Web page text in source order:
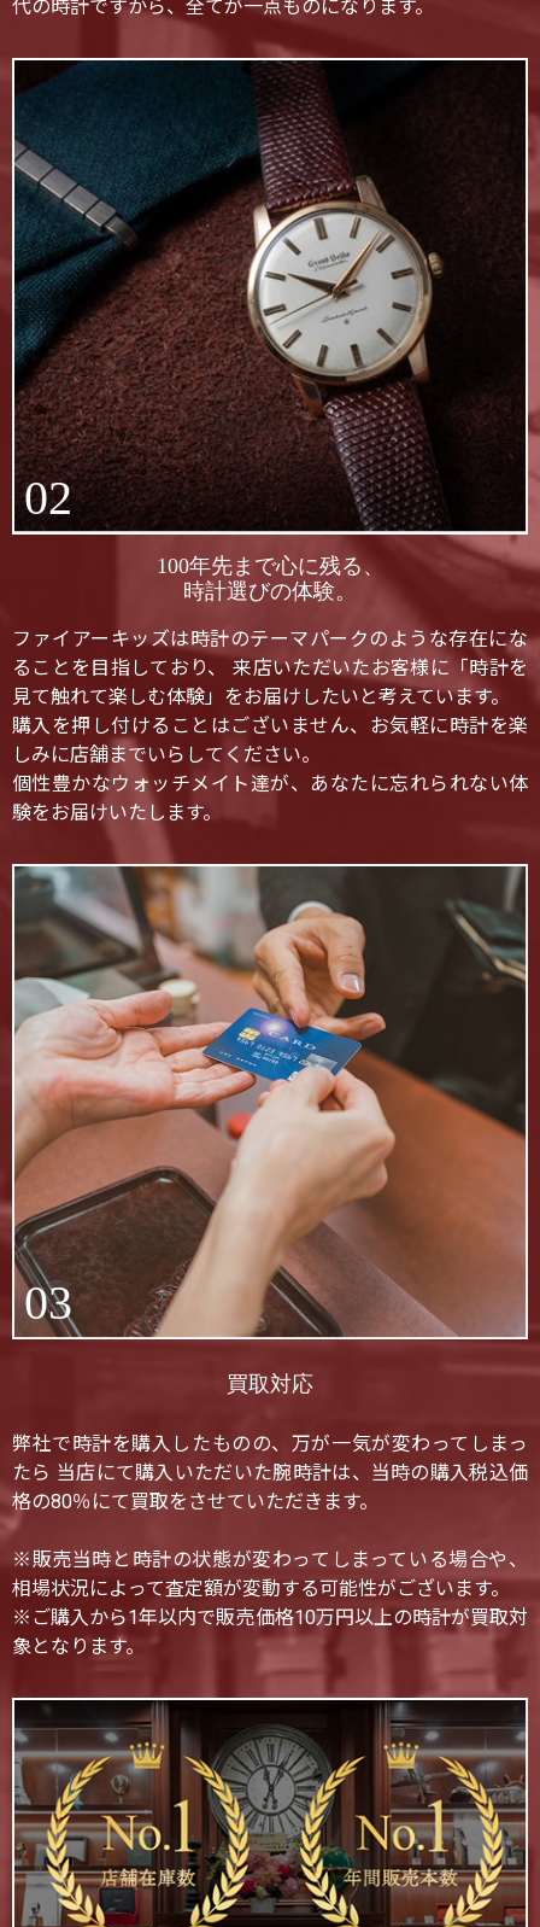
代の時計ですから、全てが一点ものになります。
02
100年先まで心に残る、
時計選びの体験。
ファイアーキッズは時計のテーマパークのような存在にな
ることを目指しており、 来店いただいたお客様に「時計を
見て触れて楽しむ体験」をお届けしたいと考えています。
購入を押し付けることはございません、お気軽に時計を楽
しみに店舗までいらしてください。
個性豊かなウォッチメイト達が、あなたに忘れられない体
験をお届けいたします。
03
買取対応
弊社で時計を購入したものの、万が一気が変わってしまっ
たら 当店にて購入いただいた腕時計は、当時の購入税込価
格の80％にて買取をさせていただきます。
※販売当時と時計の状態が変わってしまっている場合や、
相場状況によって査定額が変動する可能性がございます。
※ご購入から1年以内で販売価格10万円以上の時計が買取対
象となります。